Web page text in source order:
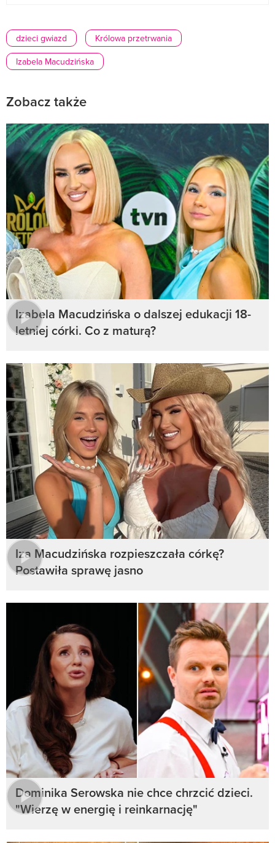
dzieci gwiazd
Królowa przetrwania
Izabela Macudzińska
Zobacz także
Izabela Macudzińska o dalszej edukacji 18-
letniej córki. Co z maturą?
Iza Macudzińska rozpieszczała córkę?
Postawiła sprawę jasno
Dominika Serowska nie chce chrzcić dzieci.
"Wierzę w energię i reinkarnację"